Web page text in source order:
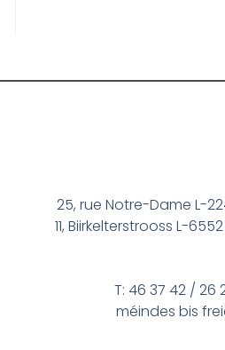
25, rue Notre-Dame L-
11, Biirkelterstrooss L-
T: 46 37 42 / 26
méindes bis